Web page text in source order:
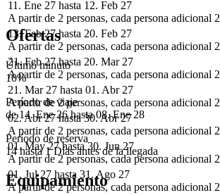
11. Ene 27 hasta 12. Feb 27
A partir de 2 personas, cada persona adicional
13. Feb 27 hasta 20. Feb 27
A partir de 2 personas, cada persona adicional
21. Feb 27 hasta 20. Mar 27
A partir de 2 personas, cada persona adicional
21. Mar 27 hasta 01. Abr 27
A partir de 2 personas, cada persona adicional
02. Abr 27 hasta 30. Abr 27
A partir de 2 personas, cada persona adicional
01. May 27 hasta 30. Jun 27
A partir de 2 personas, cada persona adicional
01. Jul 27 hasta 31. Ago 27
A partir de 2 personas, cada persona adicional
Ofertas
Último minuto
10%
Período de viaje
de 14. Ene 26 hasta 08. Ene 28
Período de reserva
14 hasta 1 Días antes de la llegada
Equipamiento